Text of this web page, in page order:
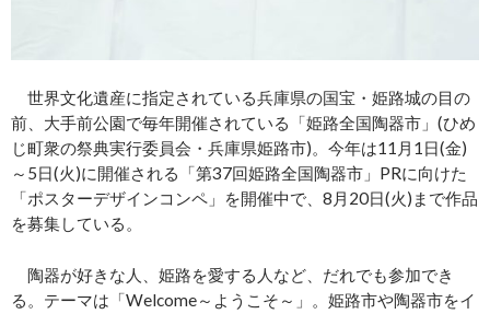
世界文化遺産に指定されている兵庫県の国宝・姫路城の目の
前、大手前公園で毎年開催されている「姫路全国陶器市」(ひめ
じ町衆の祭典実行委員会・兵庫県姫路市)。今年は11月1日(金)
～5日(火)に開催される「第37回姫路全国陶器市」PRに向けた
「ポスターデザインコンペ」を開催中で、8月20日(火)まで作品
を募集している。
陶器が好きな人、姫路を愛する人など、だれでも参加でき
る。テーマは「Welcome～ようこそ～」。姫路市や陶器市をイ